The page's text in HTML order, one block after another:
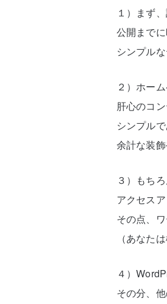
１）まず
公開まで
シンプル
２）ホー
肝心のコ
シンプル
余計な装
３）もち
アクセス
その点、
（あなた
４）
その分、